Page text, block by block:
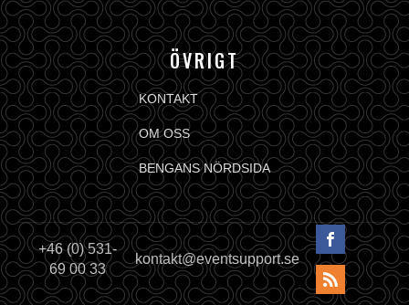
ÖVRIGT
KONTAKT
OM OSS
BENGANS NÖRDSIDA
+46 (0) 531-
69 00 33
kontakt@eventsupport.se